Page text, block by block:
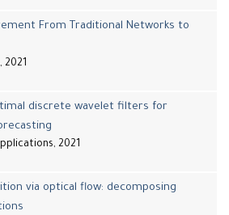
From Traditional Networks to
2021
discrete wavelet filters for
2021
via optical flow: decomposing